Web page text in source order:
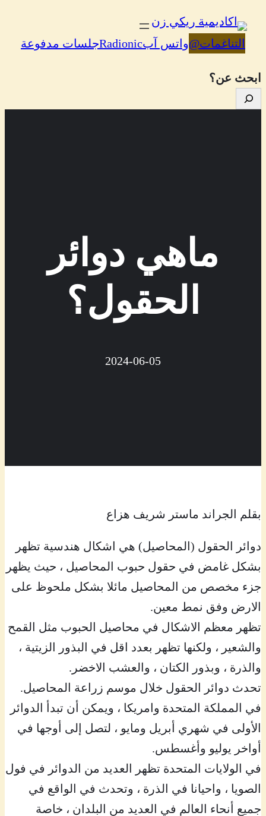
تخطى
إلى
المحتوى
التناغمات@واتس آبRadionicجلسات مدفوعة
ابحث عن؟
ماهي دوائر
الحقول؟
2024-06-05
بقلم الجراند ماستر شريف هزاع
دوائر الحقول (المحاصيل) هي اشكال هندسية تظهر
بشكل غامض في حقول حبوب المحاصيل ، حيث يظهر
جزء مخصص من المحاصيل مائلا بشكل ملحوظ على
الارض وفق نمط معين.
تظهر معظم الاشكال في محاصيل الحبوب مثل القمح
والشعير ، ولكنها تظهر بعدد اقل في البذور الزيتية ،
والذرة ، وبذور الكتان ، والعشب الاخضر.
تحدث دوائر الحقول خلال موسم زراعة المحاصيل.
في المملكة المتحدة وامريكا ، ويمكن أن تبدأ الدوائر
الأولى في شهري أبريل ومايو ، لتصل إلى أوجها في
أواخر يوليو وأغسطس.
في الولايات المتحدة تظهر العديد من الدوائر في فول
الصويا ، واحيانا في الذرة ، وتحدث في الواقع في
جميع أنحاء العالم في العديد من البلدان ، خاصة